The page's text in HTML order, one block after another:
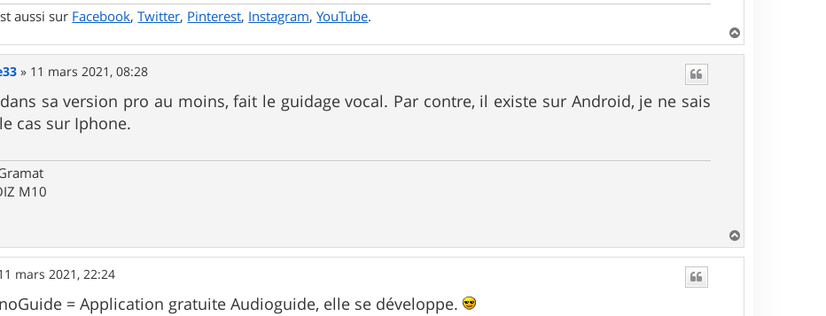
aussi sur Facebook,Twitter, Pinterest, Instagram,YouTube.
a
» 11 mars 2021, 08:28
sa version pro au moins, fait le guidage vocal. Par contre, il existe sur Android, je ne sais
cas sur Iphone.
M10
a
mars 2021, 22:24
= Application gratuite Audioguide, elle se développe.